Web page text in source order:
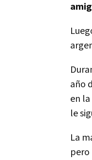
año
en
le
La
pero